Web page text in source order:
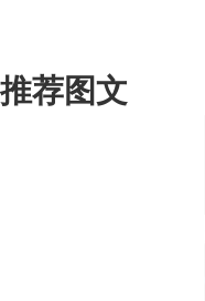
推荐图文